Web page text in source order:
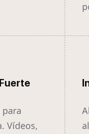
Vídeos,